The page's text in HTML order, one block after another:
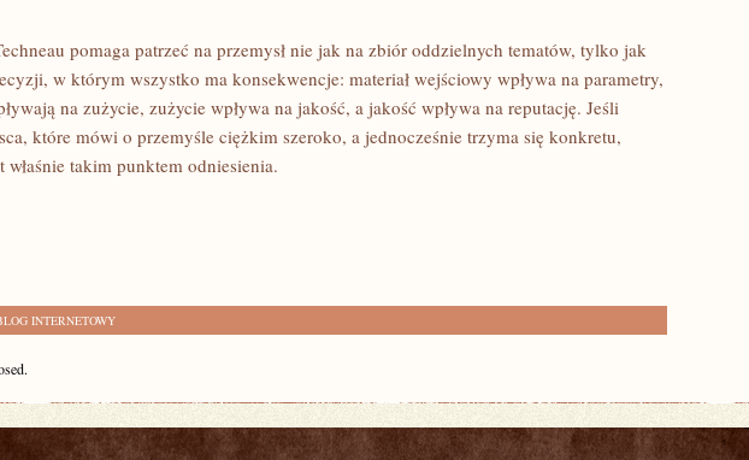
pomaga patrzeć na przemysł nie jak na zbiór oddzielnych tematów, tylko jak
w którym wszystko ma konsekwencje: materiał wejściowy wpływa na parametry,
na zużycie, zużycie wpływa na jakość, a jakość wpływa na reputację. Jeśli
które mówi o przemyśle ciężkim szeroko, a jednocześnie trzyma się konkretu,
właśnie takim punktem odniesienia.
INTERNETOWY